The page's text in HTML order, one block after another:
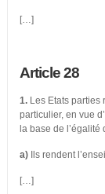
[…]
Article 28
1.Les Etats parties
particulier, en vue
la base de l’égalité
a)Ils rendent
[…]